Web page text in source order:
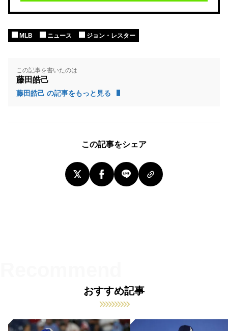
MLB ニュース ジョン・レスター
この記事を書いたのは
藤田皓己
藤田皓己 の記事をもっと見る
この記事をシェア
おすすめ記事